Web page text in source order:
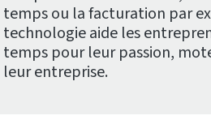
temps ou la facturation par
technologie aide les
temps pour leur passion,
leur entreprise.